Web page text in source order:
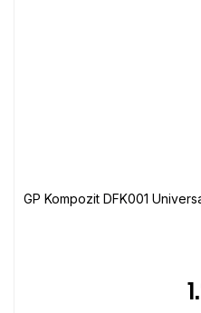
GP Kompozit DFK001